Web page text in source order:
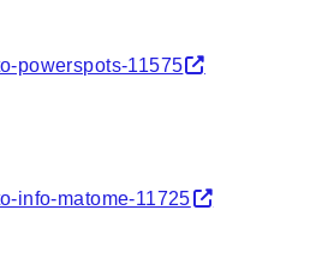
powerspots-11575
info-matome-11725